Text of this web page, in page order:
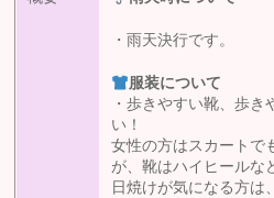
・雨天決行です。
服装について
・歩きやすい靴、歩き
い！
女性の方はスカートで
が、靴はハイヒールな
日焼けが気になる方は